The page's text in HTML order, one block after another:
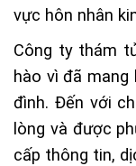
vực hôn nhân
Công ty thám
hào vì đã
đình. Đến với
lòng và được
cấp thông tin,